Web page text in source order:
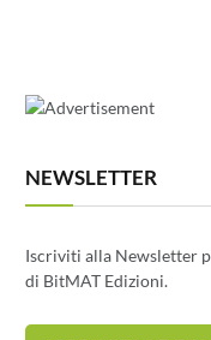
NEWSLETTER
Iscriviti alla Newsletter
di BitMAT Edizioni.